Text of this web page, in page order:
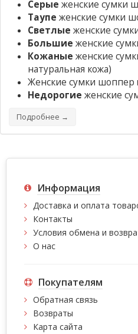
Серые женские сумки
Таупе женские сумки
Светлые женские
Большие женские
Кожаные женские
натуральная кожа)
Женские сумки шоппер
Недорогие женские
Подробнее →
Информация
Доставка и оплата
Контакты
Условия обмена и
О нас
Покупателям
Обратная связь
Возвраты
Карта сайта